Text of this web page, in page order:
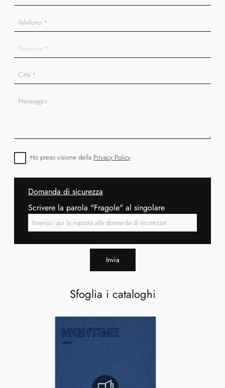
Sfoglia i cataloghi
Ho preso visione della Privacy Policy
Domanda di sicurezza
Scrivere la parola "Fragole" al singolare
Invia